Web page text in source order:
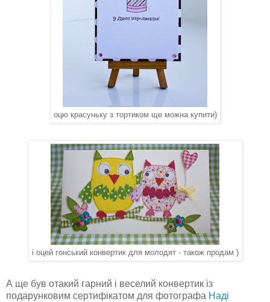
оцю красуньку з тортиком ще можна купити)
і оцей гонський конвертик для молодят - також продам )
А ще був отакий гарний і веселий конвертик із
подарунковим сертифікатом для фотографа Наді